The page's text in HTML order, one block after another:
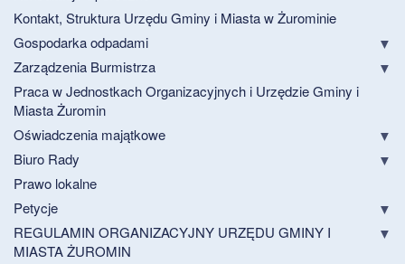
Kontakt, Struktura Urzędu Gminy i Miasta w Żurominie
Gospodarka odpadami
Zarządzenia Burmistrza
Praca w Jednostkach Organizacyjnych i Urzędzie Gminy i
Miasta Żuromin
Oświadczenia majątkowe
Biuro Rady
Prawo lokalne
Petycje
REGULAMIN ORGANIZACYJNY URZĘDU GMINY I
MIASTA ŻUROMIN